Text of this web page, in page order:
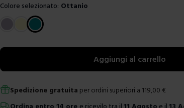
Colore selezionato: Ottanio
Scegli un colore
Aggiungi al carrello
Spedizione gratuita per ordini superiori a 119,00 €